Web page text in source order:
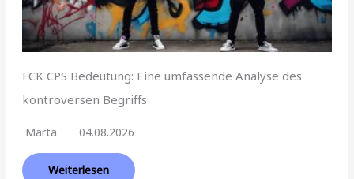
FCK CPS Bedeutung: Eine umfassende Analyse des
kontroversen Begriffs
Marta 04.08.2026
Weiterlesen